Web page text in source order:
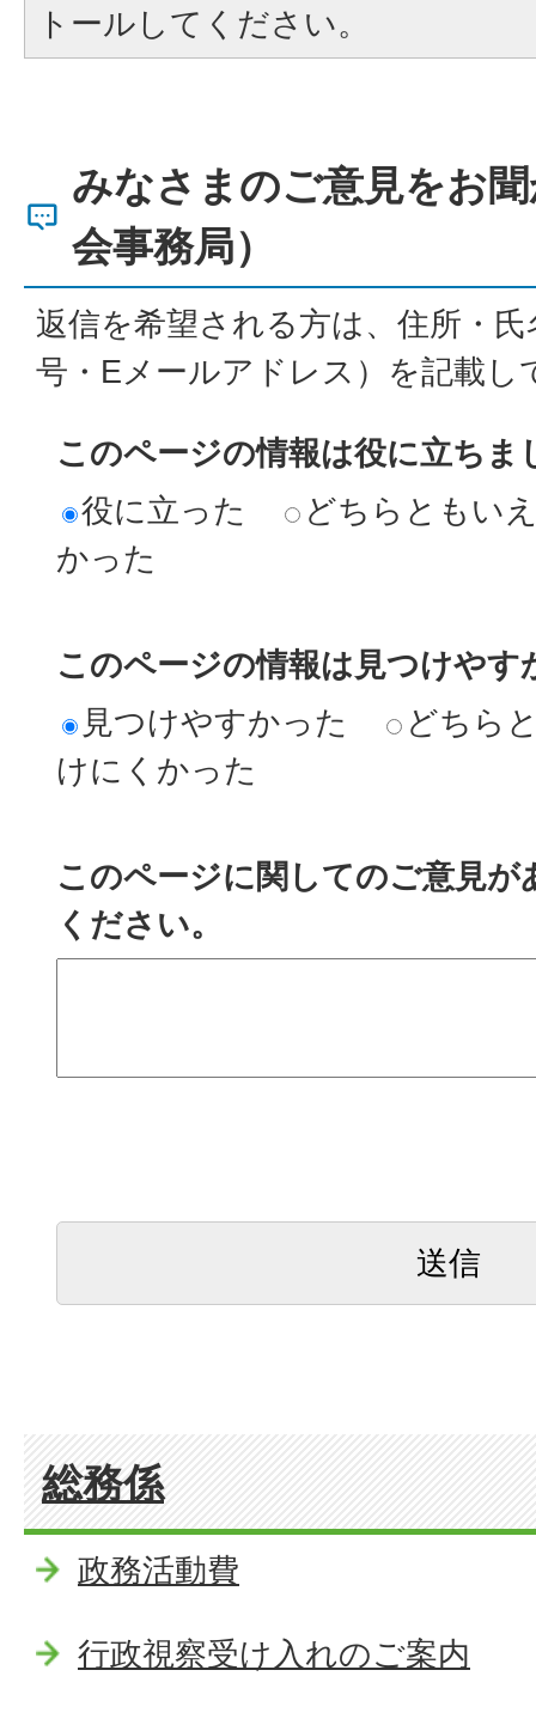
トールしてください。
みなさまのご意見をお
会事務局）
返信を希望される方は、住所・
号・Eメールアドレス）を記載し
このページの情報は役に立ちま
役に立った
どちらともい
かった
このページの情報は見つけやす
見つけやすかった
どちら
けにくかった
このページに関してのご意見
ください。
総務係
政務活動費
行政視察受け入れのご案内